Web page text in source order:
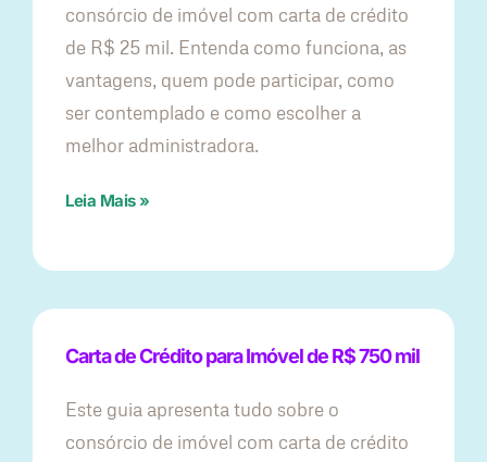
consórcio de imóvel com carta de crédito
de R$ 25 mil. Entenda como funciona, as
vantagens, quem pode participar, como
ser contemplado e como escolher a
melhor administradora.
Leia Mais »
Carta de Crédito para Imóvel de R$ 750 mil
Este guia apresenta tudo sobre o
consórcio de imóvel com carta de crédito